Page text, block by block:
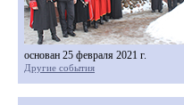
основан 25 февраля 2021 г.
Другие события